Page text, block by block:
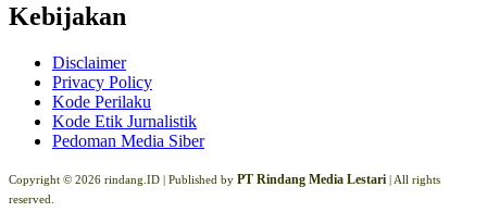
Kebijakan
Disclaimer
Privacy Policy
Kode Perilaku
Kode Etik Jurnalistik
Pedoman Media Siber
Copyright © 2026 rindang.ID | Published by PT Rindang Media Lestari | All rights
reserved.